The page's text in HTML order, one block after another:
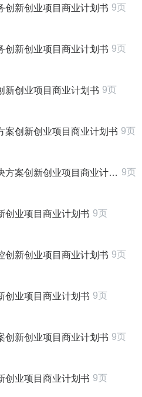
创新创业项目商业计划书 9页
创新创业项目商业计划书 9页
新创业项目商业计划书 9页
案创新创业项目商业计划书 9页
案创新创业项目商业计划书 9页
创业项目商业计划书 9页
创新创业项目商业计划书 9页
创业项目商业计划书 9页
创新创业项目商业计划书 9页
创业项目商业计划书 9页